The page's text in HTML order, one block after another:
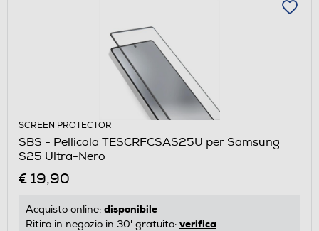
SCREEN PROTECTOR
SBS - Pellicola TESCRFCSAS25U per Samsung
S25 Ultra-Nero
€ 19,90
Acquisto online: disponibile
Ritiro in negozio in 30' gratuito: verifica